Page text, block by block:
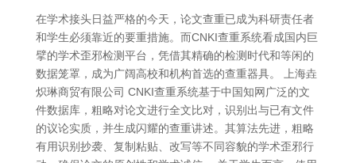
在学术接头日益严格的今天，论文查重已成为科研责任者
和学生必须靠近的要重措施。而CNKI查重系统看成国内巨
擘的学术歪邪检测平台，凭借其精确的检测时代和等闲的
数据笼罩，成为广阔高校和机构首选的查重器具。 上海垚
炽琳商贸有限公司 CNKI查重系统基于中国知网广泛的文
件数据库，粗略对论文进行全文比对，识别出与已有文件
的议论实质，并生成闪耀的查重讲述。其算法先进，粗略
有用识别抄袭、复制粘贴、改写等不同容貌的学术歪邪行